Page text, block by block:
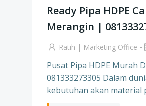
Ready Pipa HDPE
Merangin |
Ratih | Marketing Office -
Pusat Pipa HDPE Murah
081333273305 Dalam
kebutuhan akan material